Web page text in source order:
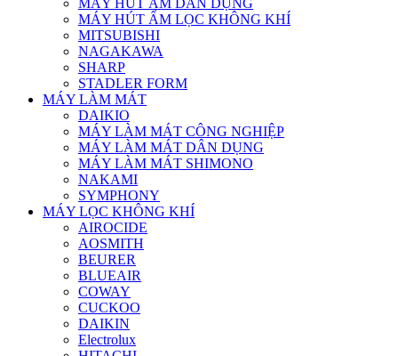
MÁY HÚT ẨM DÂN DỤNG
MÁY HÚT ẨM LỌC KHÔNG KHÍ
MITSUBISHI
NAGAKAWA
SHARP
STADLER FORM
MÁY LÀM MÁT
DAIKIO
MÁY LÀM MÁT CÔNG NGHIỆP
MÁY LÀM MÁT DÂN DỤNG
MÁY LÀM MÁT SHIMONO
NAKAMI
SYMPHONY
MÁY LỌC KHÔNG KHÍ
AIROCIDE
AOSMITH
BEURER
BLUEAIR
COWAY
CUCKOO
DAIKIN
Electrolux